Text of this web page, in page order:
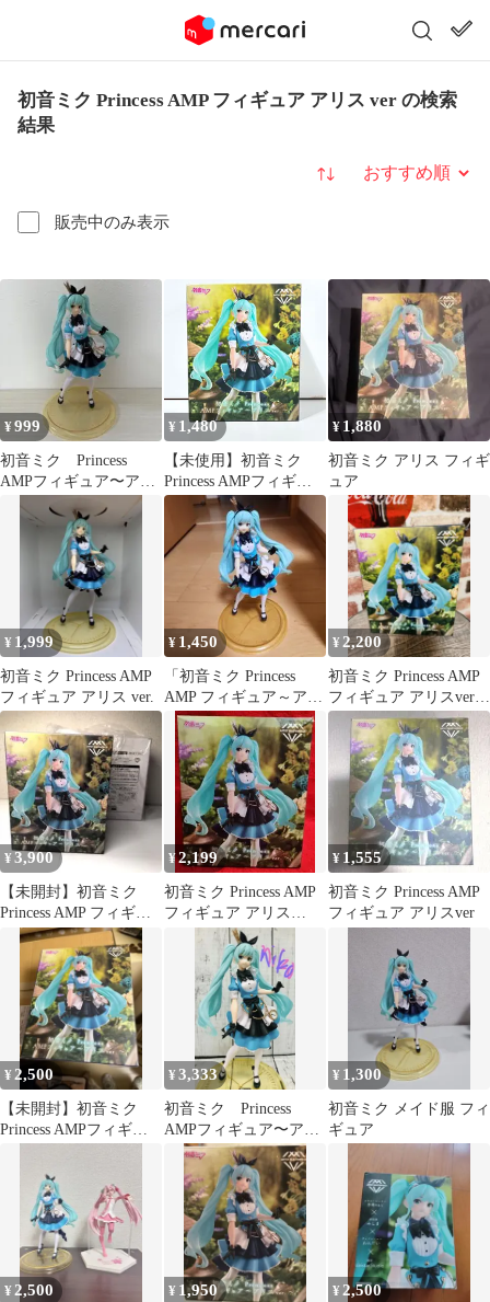
初音ミク Princess AMP フィギュア アリス ver の検索
結果
販売中のみ表示
並び替え
¥999
初音ミク Princess
AMPフィギュア〜アリ
スver.〜
¥ 1,480
【未使用】初音ミク
Princess AMPフィギュ
ア～アリスver.～
¥ 1,880
初音ミク アリス フィギ
ュア
¥ 1,999
初音ミク Princess AMP
フィギュア アリス ver.
¥ 1,450
「初音ミク Princess
AMP フィギュア～アリ
スver.～」
¥ 2,200
初音ミク Princess AMP
フィギュア アリスver.
タイトー
¥ 3,900
【未開封】初音ミク
Princess AMP フィギュ
ア～アリス～タイクレ
¥2,199
初音ミク Princess AMP
フィギュア アリス
ver. 箱少しへこみ
¥ 1,555
初音ミク Princess AMP
フィギュア アリスver
¥ 2,500
【未開封】初音ミク
Princess AMPフィギュ
¥3,333
初音ミク Princess
AMPフィギュア〜アリ
スver.〜
¥ 1,300
初音ミク メイド服 フィ
ギュア
¥ 2,500 ¥ 1,950 ¥ 2,500